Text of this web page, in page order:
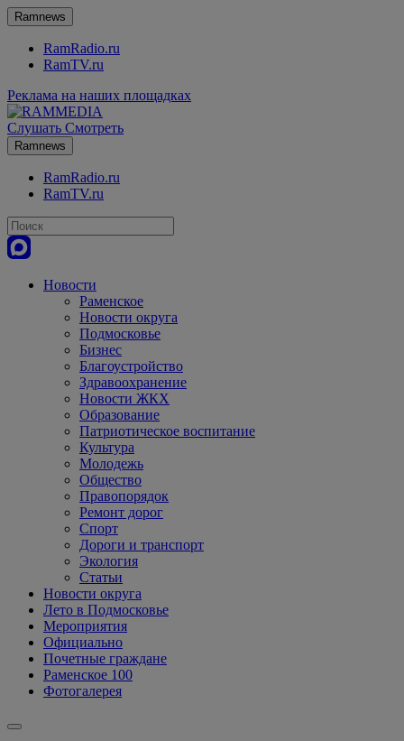
Ramnews
RamRadio.ru
RamTV.ru
Реклама на наших площадках
Слушать Смотреть
Ramnews
RamRadio.ru
RamTV.ru
Новости
Раменское
Новости округа
Подмосковье
Бизнес
Благоустройство
Здравоохранение
Новости ЖКХ
Образование
Патриотическое воспитание
Культура
Молодежь
Общество
Правопорядок
Ремонт дорог
Спорт
Дороги и транспорт
Экология
Статьи
Новости округа
Лето в Подмосковье
Мероприятия
Официально
Почетные граждане
Раменское 100
Фотогалерея